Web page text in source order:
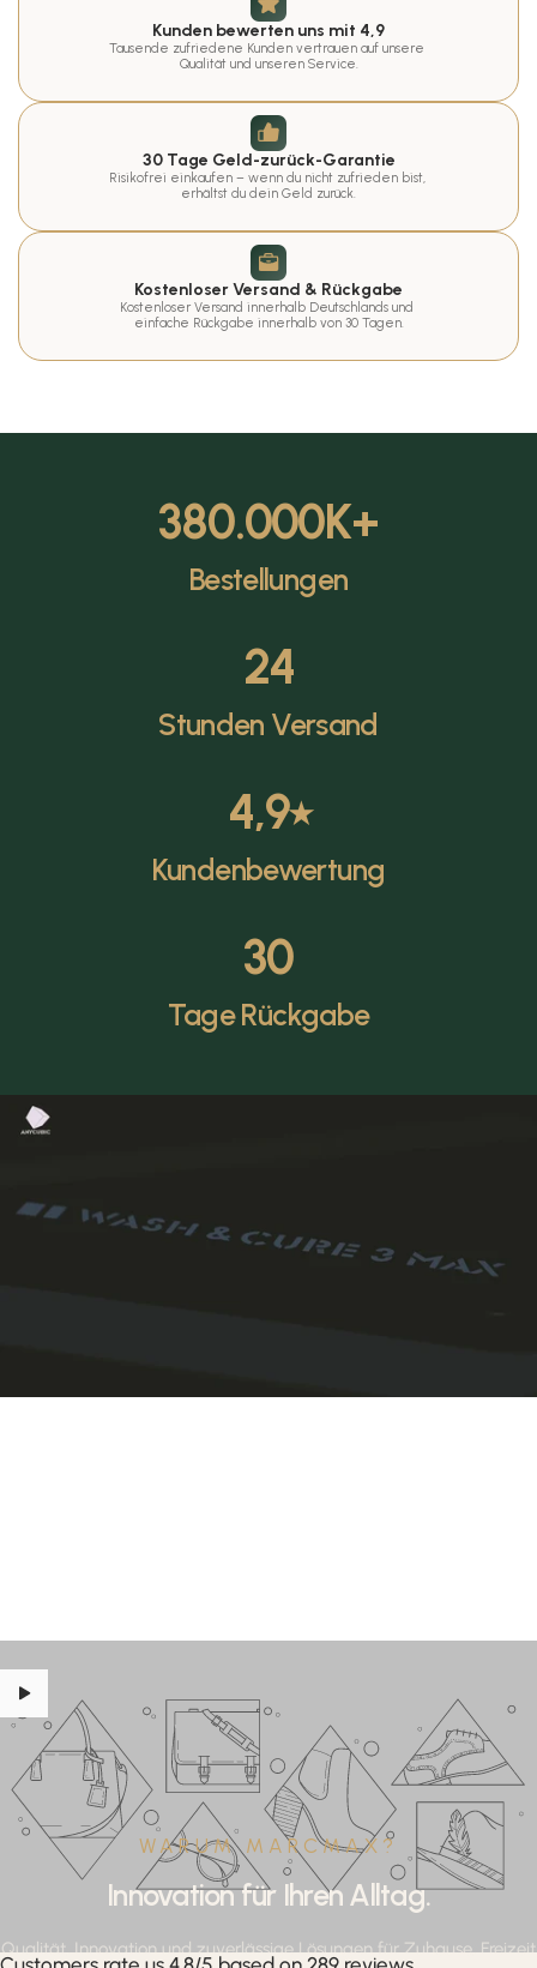
Kunden bewerten uns mit 4,9
Tausende zufriedene Kunden vertrauen auf unsere
Qualität und unseren Service.
30 Tage Geld-zurück-Garantie
Risikofrei einkaufen – wenn du nicht zufrieden bist,
erhältst du dein Geld zurück.
Kostenloser Versand & Rückgabe
Kostenloser Versand innerhalb Deutschlands und
einfache Rückgabe innerhalb von 30 Tagen.
380.000K+
Bestellungen
24
Stunden Versand
4,9⭑
Kundenbewertung
30
Tage Rückgabe
WARUM MARCMAX?
Innovation für Ihren Alltag.
Qualität, Innovation und zuverlässige Lösungen für Zuhause, Freizeit